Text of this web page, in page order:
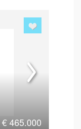
€465.000